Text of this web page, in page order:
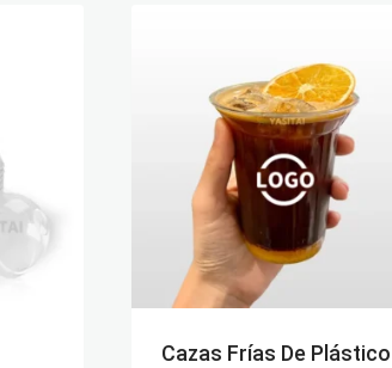
Cazas Frías De Plástico